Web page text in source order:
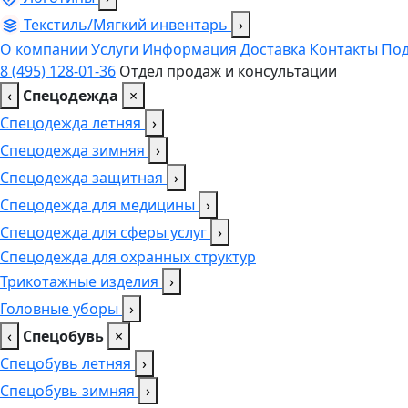
Текстиль/Мягкий инвентарь ›
О компании Услуги Информация Доставка Контакты
8 (495) 128-01-36 Отдел продаж и консультации
‹ Спецодежда
×
Спецодежда летняя ›
Спецодежда зимняя ›
Спецодежда защитная ›
Спецодежда для медицины ›
Спецодежда для сферы услуг ›
Спецодежда для охранных структур
Трикотажные изделия ›
Головные уборы ›
‹ Спецобувь ×
Спецобувь летняя ›
Спецобувь зимняя ›